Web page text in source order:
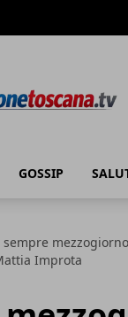
GOSSIP
sempre
Improta